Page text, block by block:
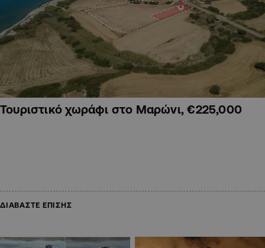
Τουριστικό χωράφι στο Μαρώνι, €225,000
ΔΙΑΒΑΣΤΕ ΕΠΙΣΗΣ